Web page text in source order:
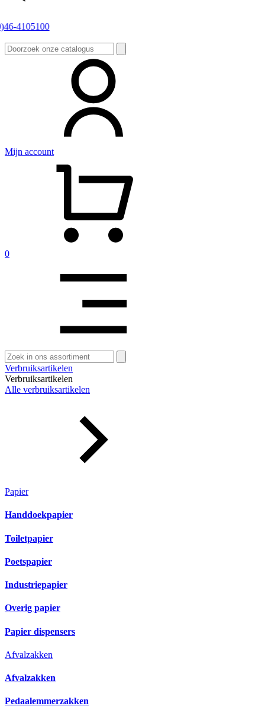
Zoeken
naar:
Mijn account
0
Zoeken
naar:
Verbruiksartikelen
Verbruiksartikelen
Alle verbruiksartikelen
Papier
Handdoekpapier
Toiletpapier
Poetspapier
Industriepapier
Overig papier
Papier dispensers
Afvalzakken
Afvalzakken
Pedaalemmerzakken